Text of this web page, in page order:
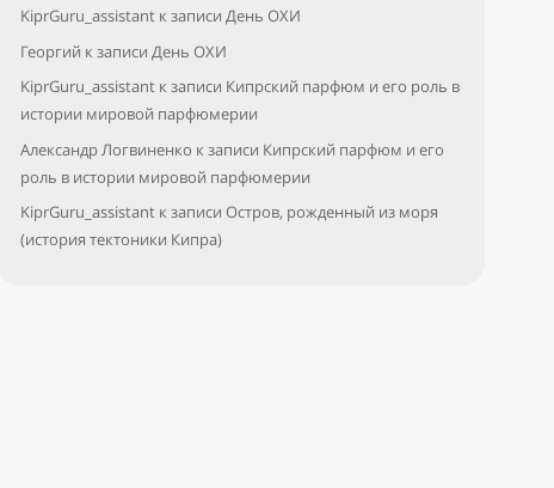
KiprGuru_assistantк записи День ОХИ
Георгий к записи День ОХИ
KiprGuru_assistantк записи Кипрский парфюм и его роль в
истории мировой парфюмерии
Александр Логвиненко к записи Кипрский парфюм и его
роль в истории мировой парфюмерии
KiprGuru_assistantк записи Остров, рожденный из моря
(история тектоники Кипра)